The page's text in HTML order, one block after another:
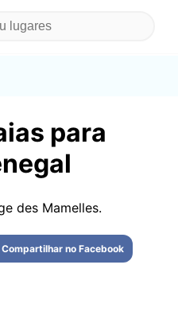
para
des Mamelles.
Compartilhar no Facebook